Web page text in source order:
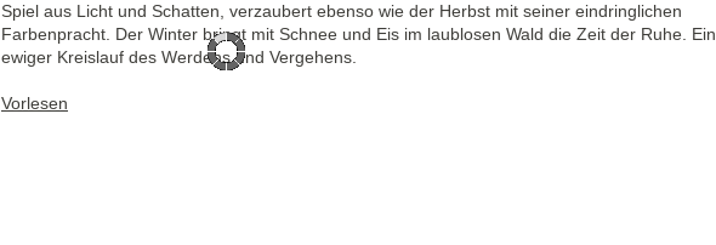
Spiel aus Licht und Schatten, verzaubert ebenso wie der Herbst mit seiner eindringlichen
Farbenpracht. Der Winter bringt mit Schnee und Eis im laublosen Wald die Zeit der Ruhe. Ein
ewiger Kreislauf des Werdens und Vergehens.
Vorlesen